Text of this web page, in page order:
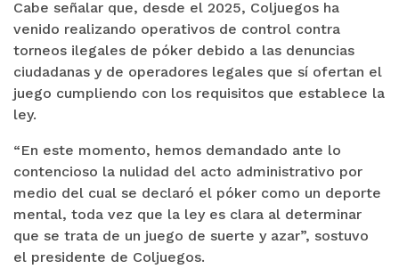
Cabe señalar que, desde el 2025, Coljuegos ha
venido realizando operativos de control contra
torneos ilegales de póker debido a las denuncias
ciudadanas y de operadores legales que sí ofertan el
juego cumpliendo con los requisitos que establece la
ley.
“En este momento, hemos demandado ante lo
contencioso la nulidad del acto administrativo por
medio del cual se declaró el póker como un deporte
mental, toda vez que la ley es clara al determinar
que se trata de un juego de suerte y azar”, sostuvo
el presidente de Coljuegos.